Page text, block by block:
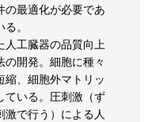
の最適化が必要であ
。
人工臓器の品質向上
の開発。細胞に種々
縮、細胞外マトリッ
ている。圧刺激（ず
激で行う）による人